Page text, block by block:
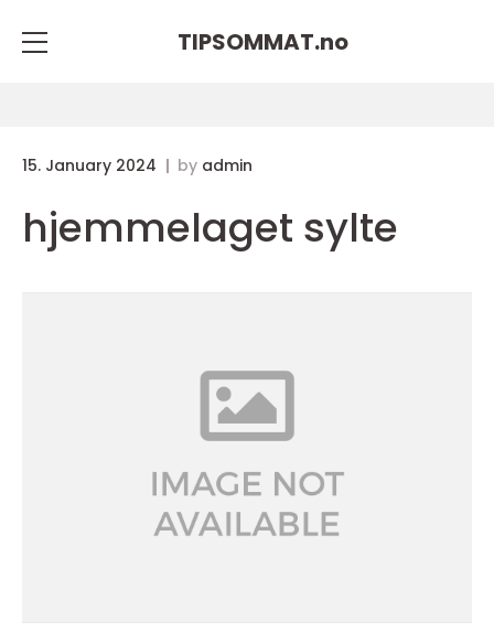
TIPSOMMAT.no
15. January 2024 by admin
hjemmelaget sylte